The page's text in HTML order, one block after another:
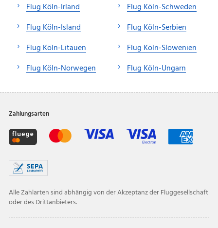
Flug Köln-Irland
Flug Köln-Island
Flug Köln-Litauen
Flug Köln-Norwegen
Flug Köln-Schweden
Flug Köln-Serbien
Flug Köln-Slowenien
Flug Köln-Ungarn